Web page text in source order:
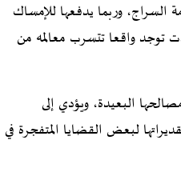
السراج، وربما يدفعها للإمساك
توجد واقعا تتسرب معالمه من
البعيدة، ويؤدي إلى
لبعض القضايا المتفجرة في